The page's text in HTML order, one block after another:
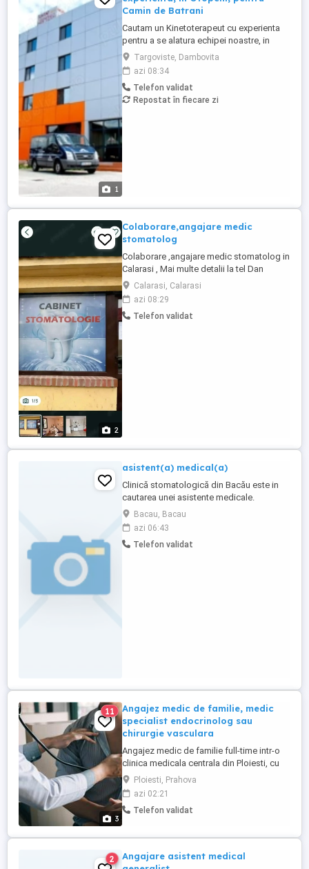
1
Camin de Batrani
Cautam un Kinetoterapeut cu experienta
pentru a se alatura echipei noastre, in
cadrul Centrului de Asistenta Medicala,
Recuperare si Ingrijire Persoane Varstnice
din OTOPENI. Candidatul ideal va fi o
persoana dedicata, cu pasiune pentru
recuperarea medicala si o capacitate
Targoviste, Dambovita
azi 08:34
Telefon validat
Repostat în fiecare zi
2
Colaborare,angajare medic
stomatolog
Colaborare ,angajare medic stomatolog in
Calarasi , Mai multe detalii la tel Dan
Calarasi, Calarasi
azi 08:29
Telefon validat
asistent(a) medical(a)
Clinică stomatologică din Bacău este in
cautarea unei asistente medicale.
Programul de lucru este de luni-vineri, în
schimburi. Așteptăm CV-ul persoanelor
interesate.
Bacau, Bacau
azi 06:43
Telefon validat
3
11
Angajez medic de familie, medic
specialist endocrinolog sau
chirurgie vasculara
Angajez medic de familie full-time intr-o
clinica medicala centrala din Ploiesti, cu
toate dotarile necesare pentru medic, cu
servicii medicale decontate prin C.A.S.-
Prahova. Incheiem contract de colaborare
si cu medicii specialisti, in urmatoarele
vasculară. Daca ...
Ploiesti, Prahova
azi 02:21
Telefon validat
2
Angajare asistent medical